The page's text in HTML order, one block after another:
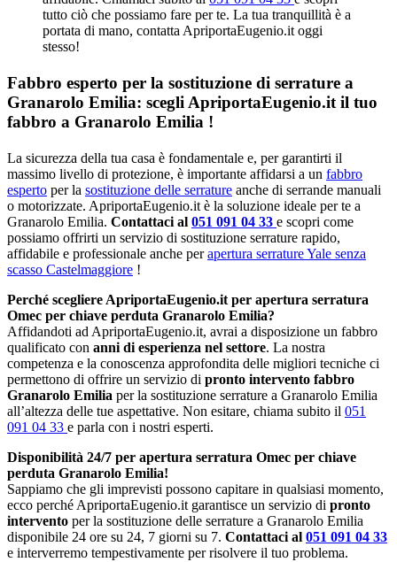
tutto ciò che possiamo fare per te. La tua tranquillità è a
portata di mano, contatta ApriportaEugenio.it oggi
stesso!
Fabbro esperto per la sostituzione di serrature a
Granarolo Emilia: scegli ApriportaEugenio.it il tuo
fabbro a Granarolo Emilia !
La sicurezza della tua casa è fondamentale e, per garantirti il
massimo livello di protezione, è importante affidarsi a un fabbro
esperto per la sostituzione delle serrature anche di serrande manuali
o motorizzate. ApriportaEugenio.it è la soluzione ideale per te a
Granarolo Emilia. Contattaci al 051 091 04 33 e scopri come
possiamo offrirti un servizio di sostituzione serrature rapido,
affidabile e professionale anche perapertura serrature Yale senza
scasso Castelmaggiore !
Perché scegliere ApriportaEugenio.it per apertura serratura
Omec per chiave perduta Granarolo Emilia?
Affidandoti ad ApriportaEugenio.it, avrai a disposizione un fabbro
qualificato con anni di esperienza nel settore. La nostra
competenza e la conoscenza approfondita delle migliori tecniche ci
permettono di offrire un servizio di pronto intervento fabbro
Granarolo Emilia per la sostituzione serrature a Granarolo Emilia
all’altezza delle tue aspettative. Non esitare, chiama subito il 051
091 04 33 e parla con i nostri esperti.
Disponibilità 24/7 per apertura serratura Omec per chiave
perduta Granarolo Emilia!
Sappiamo che gli imprevisti possono capitare in qualsiasi momento,
ecco perché ApriportaEugenio.it garantisce un servizio di pronto
intervento per la sostituzione delle serrature a Granarolo Emilia
disponibile 24 ore su 24, 7 giorni su 7. Contattaci al 051 091 04 33
e interverremo tempestivamente per risolvere il tuo problema.